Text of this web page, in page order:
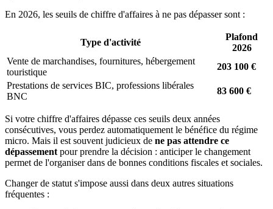
En 2026, les seuils de chiffre d'affaires à ne pas dépasser sont :
Type d'activité
Plafond
2026
Vente de marchandises, fournitures, hébergement
touristique
203 100 €
Prestations de services BIC, professions libérales
BNC
83 600 €
Si votre chiffre d'affaires dépasse ces seuils deux années
consécutives, vous perdez automatiquement le bénéfice du régime
micro. Mais il est souvent judicieux de ne pas attendre ce
dépassement pour prendre la décision : anticiper le changement
permet de l'organiser dans de bonnes conditions fiscales et sociales.
Changer de statut s'impose aussi dans deux autres situations
fréquentes :